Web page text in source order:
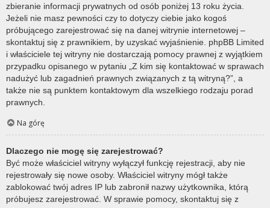
zbieranie informacji prywatnych od osób poniżej 13 roku życia.
Jeżeli nie masz pewności czy to dotyczy ciebie jako kogoś
próbującego zarejestrować się na danej witrynie internetowej –
skontaktuj się z prawnikiem, by uzyskać wyjaśnienie. phpBB Limited
i właściciele tej witryny nie dostarczają pomocy prawnej z wyjątkiem
przypadku opisanego w pytaniu „Z kim się kontaktować w sprawach
nadużyć lub zagadnień prawnych związanych z tą witryną?”, a
także nie są punktem kontaktowym dla wszelkiego rodzaju porad
prawnych.
Na górę
Dlaczego nie mogę się zarejestrować?
Być może właściciel witryny wyłączył funkcję rejestracji, aby nie
rejestrowały się nowe osoby. Właściciel witryny mógł także
zablokować twój adres IP lub zabronił nazwy użytkownika, którą
próbujesz zarejestrować. W sprawie pomocy, skontaktuj się z